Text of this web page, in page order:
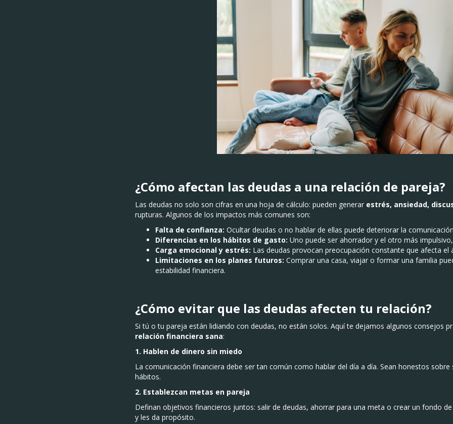
¿Cómo afectan las deudas a una relación de pareja?
Las deudas no solo son cifras en una hoja de cálculo: pueden generar estrés, ansiedad,
rupturas. Algunos de los impactos más comunes son:
Falta de confianza: Ocultar deudas o no hablar de ellas puede deteriorar la
Diferencias en los hábitos de gasto: Uno puede ser ahorrador y el otro más
Carga emocional y estrés: Las deudas provocan preocupación constante que afecta el
Limitaciones en los planes futuros: Comprar una casa, viajar o formar una familia
estabilidad financiera.
¿Cómo evitar que las deudas afecten tu relación?
Si tú o tu pareja están lidiando con deudas, no están solos. Aquí te dejamos algunos consejos
relación financiera sana:
1. Hablen de dinero sin miedo
La comunicación financiera debe ser tan común como hablar del día a día. Sean honestos sobre
hábitos.
2. Establezcan metas en pareja
Definan objetivos financieros juntos: salir de deudas, ahorrar para una meta o crear un fondo
y les da propósito.